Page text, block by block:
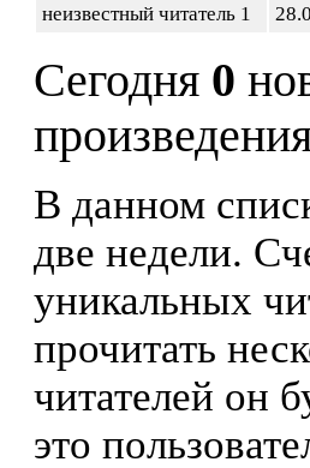
неизвестный читатель 1
Сегодня 0
В данном
две недели.
уникальных
прочитать
читателей он
это